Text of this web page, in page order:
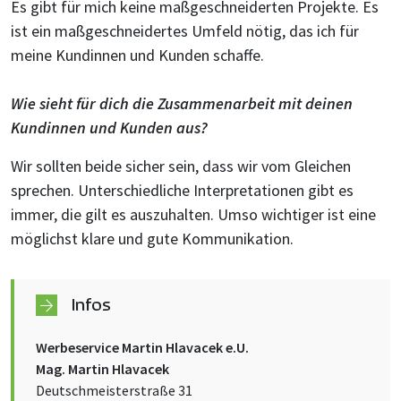
Es gibt für mich keine maßgeschneiderten Projekte. Es
ist ein maßgeschneidertes Umfeld nötig, das ich für
meine Kundinnen und Kunden schaffe.
Wie sieht für dich die Zusammenarbeit mit deinen
Kundinnen und Kunden aus?
Wir sollten beide sicher sein, dass wir vom Gleichen
sprechen. Unterschiedliche Interpretationen gibt es
immer, die gilt es auszuhalten. Umso wichtiger ist eine
möglichst klare und gute Kommunikation.
Infos
Werbeservice Martin Hlavacek e.U.
Mag. Martin Hlavacek
Deutschmeisterstraße 31